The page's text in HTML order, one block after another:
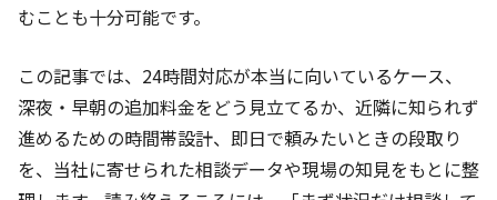
むことも十分可能です。
この記事では、24時間対応が本当に向いているケース、
深夜・早朝の追加料金をどう見立てるか、近隣に知られず
進めるための時間帯設計、即日で頼みたいときの段取り
を、当社に寄せられた相談データや現場の知見をもとに整